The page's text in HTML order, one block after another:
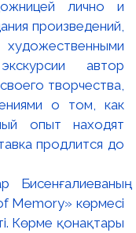
Memory» көрмесі
Көрме қонақтары